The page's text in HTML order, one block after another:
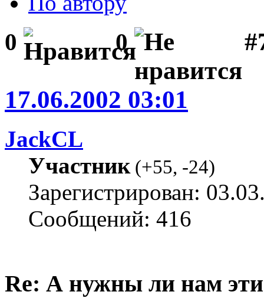
0 0
17.06.2002 03:01
JackCL
Участник(+55, -24)
Зарегистрирован:
Сообщений: 416
Re: А нужны ли нам